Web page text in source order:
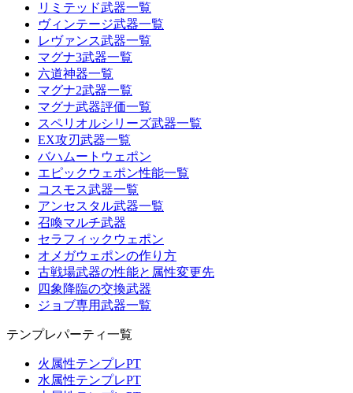
リミテッド武器一覧
ヴィンテージ武器一覧
レヴァンス武器一覧
マグナ3武器一覧
六道神器一覧
マグナ2武器一覧
マグナ武器評価一覧
スペリオルシリーズ武器一覧
EX攻刃武器一覧
バハムートウェポン
エピックウェポン性能一覧
コスモス武器一覧
アンセスタル武器一覧
召喚マルチ武器
セラフィックウェポン
オメガウェポンの作り方
古戦場武器の性能と属性変更先
四象降臨の交換武器
ジョブ専用武器一覧
テンプレパーティ一覧
火属性テンプレPT
水属性テンプレPT